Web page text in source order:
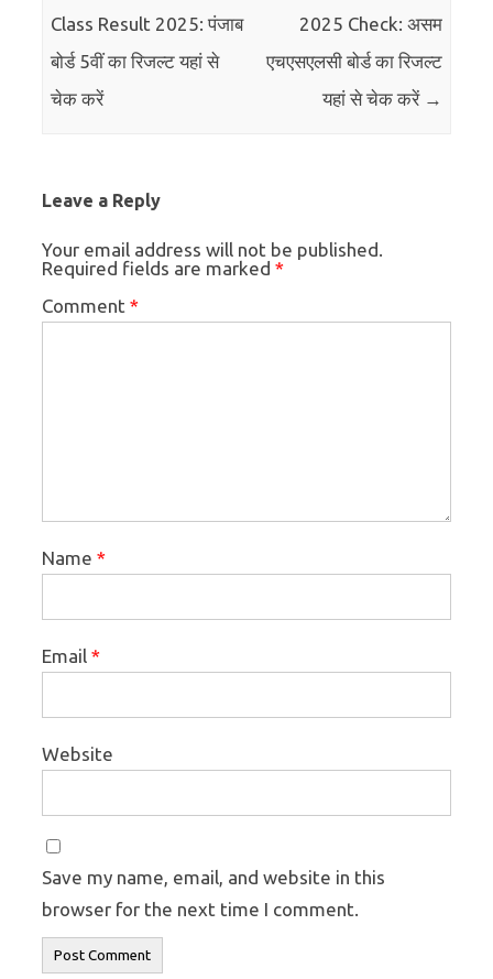
Class Result 2025: पंजाब
बोर्ड 5वीं का रिजल्ट यहां से
चेक करें
2025 Check: असम
एचएसएलसी बोर्ड का रिजल्ट
यहां से चेक करें →
Leave a Reply
Your email address will not be published.
Required fields are marked *
Comment *
Name *
Email *
Website
Save my name, email, and website in this
browser for the next time I comment.